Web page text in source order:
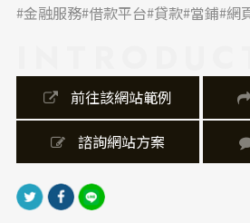
｜內容視覺表現，banner 設計
感；重點文案運用強調字體與漸變
效率。icon風格一致，色彩統一，
成度與整體感。
｜網站製作，技術細節
金融服務 借款平台 貸款 當鋪 網
前往該網站範例
諮詢網站方案